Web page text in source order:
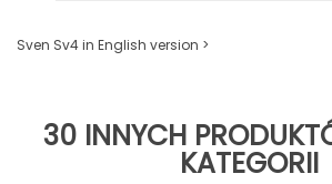
Sven Sv4 in English version >
30 INNYCH
KATEGORII